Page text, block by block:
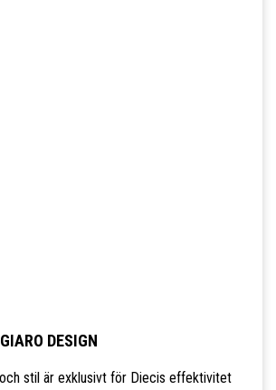
DESIGN
stil är exklusivt för Diecis effektivitet